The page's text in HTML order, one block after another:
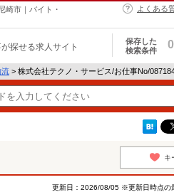
崎市｜バイト・
よくある
探せる求人サイト
保存した
検索条件
0
> 株式会社テクノ・サービス/お仕事No/
キ
更新日：2026/08/05 ※更新日時点の